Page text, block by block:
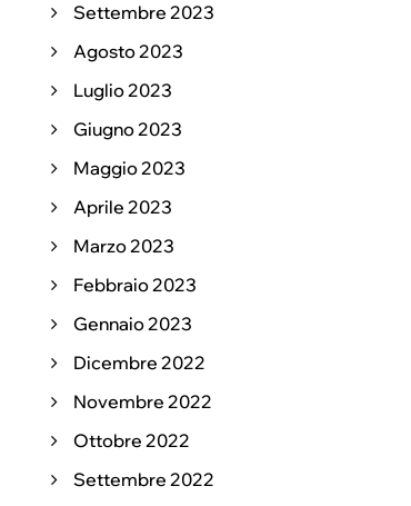
Settembre 2023
Agosto 2023
Luglio 2023
Giugno 2023
Maggio 2023
Aprile 2023
Marzo 2023
Febbraio 2023
Gennaio 2023
Dicembre 2022
Novembre 2022
Ottobre 2022
Settembre 2022